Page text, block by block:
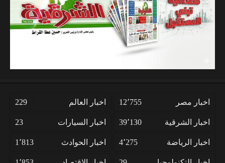
اخبار مصر 12٬755 اخبار العالم 229
اخبار الشرقية 39٬130 اخبار السيارات 23
اخبار الرياضة 4٬275 اخبار الحوادث 1٬813